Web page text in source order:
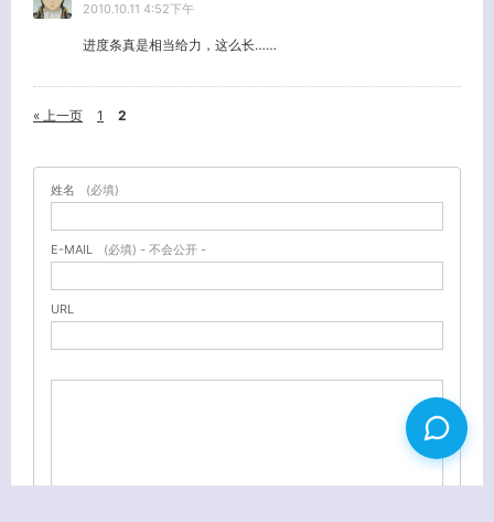
2010.10.11 4:52下午
进度条真是相当给力，这么长……
« 上一页 1 2
姓名 (必填)
E-MAIL (必填) - 不会公开 -
URL